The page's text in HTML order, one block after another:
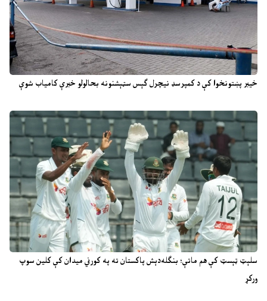
خیبر پښتونخوا کې د کمپرسډ نیچرل ګېس سټېشنونه بحالولو خبرې کامیاب شوې
سلېټ ټېسټ کې هم ماتې؛ بنګله‌دېش پاکستان ته په کورني میدان کې کلین سوپ
ورکړ